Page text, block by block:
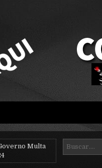
Multa